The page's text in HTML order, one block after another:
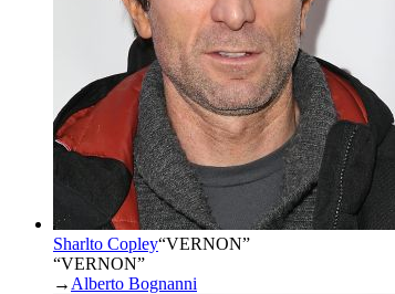
Sharlto Copley“VERNON”
“VERNON”
→ Alberto Bognanni